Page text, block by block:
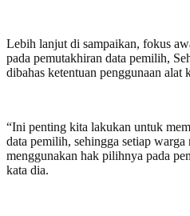
Lebih lanjut di sampaikan, fokus
pada pemutakhiran data pemilih,
dibahas ketentuan penggunaan alat
“Ini penting kita lakukan untuk
data pemilih, sehingga setiap warga
menggunakan hak pilihnya pada
kata dia.